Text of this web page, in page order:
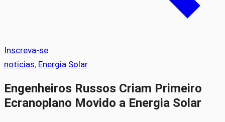
Inscreva-se
noticias, Energia Solar
Engenheiros Russos Criam Primeiro
Ecranoplano Movido a Energia Solar